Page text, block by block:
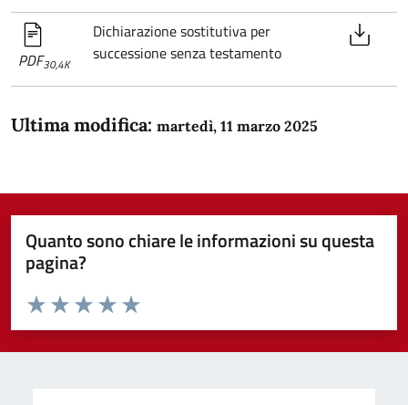
PDF30,4K
Dichiarazione sostitutiva per
successione senza testamento
Ultima modifica: martedì, 11 marzo 2025
Quanto sono chiare le informazioni su questa
pagina?
Domanda
Valuta da 1 a 5 stelle la pagina
Valuta 5 stelle su 5
Valuta 4 stelle su 5
Valuta 3 stelle su 5
Valuta 2 stelle su 5
Valuta 1 stelle su 5